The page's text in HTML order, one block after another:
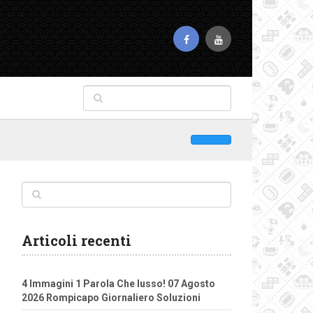
Articoli recenti
4 Immagini 1 Parola Che lusso! 07 Agosto
2026 Rompicapo Giornaliero Soluzioni